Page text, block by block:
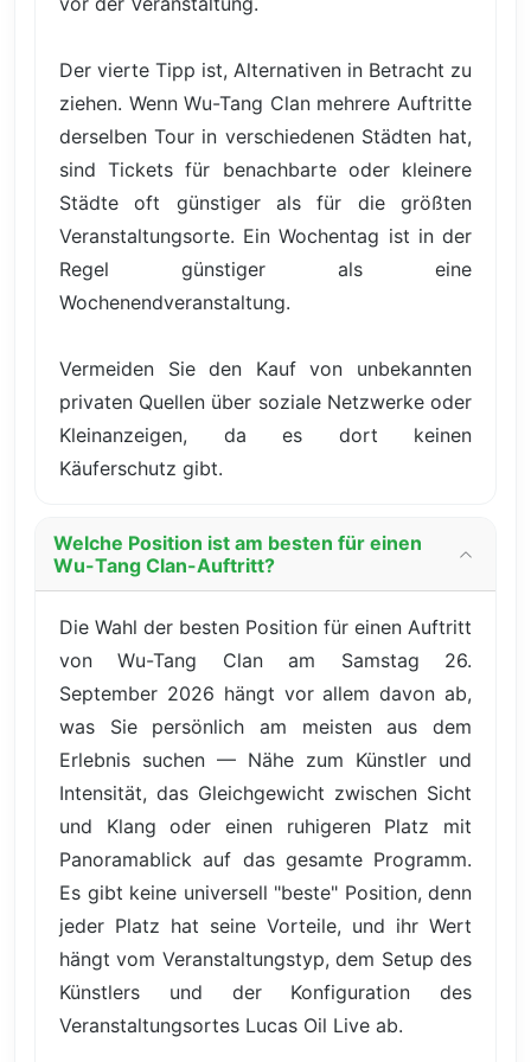
Der vierte Tipp ist, Alternativen in Betracht zu
ziehen. Wenn Wu-Tang Clan mehrere Auftritte
derselben Tour in verschiedenen Städten hat,
sind Tickets für benachbarte oder kleinere
Städte oft günstiger als für die größten
Veranstaltungsorte. Ein Wochentag ist in der
Regel günstiger als eine
Wochenendveranstaltung.
Vermeiden Sie den Kauf von unbekannten
privaten Quellen über soziale Netzwerke oder
Kleinanzeigen, da es dort keinen
Käuferschutz gibt.
Welche Position ist am besten für einen
Wu-Tang Clan-Auftritt?
Die Wahl der besten Position für einen Auftritt
von Wu-Tang Clan am Samstag 26.
September 2026 hängt vor allem davon ab,
was Sie persönlich am meisten aus dem
Erlebnis suchen — Nähe zum Künstler und
Intensität, das Gleichgewicht zwischen Sicht
und Klang oder einen ruhigeren Platz mit
Panoramablick auf das gesamte Programm.
Es gibt keine universell "beste" Position, denn
jeder Platz hat seine Vorteile, und ihr Wert
hängt vom Veranstaltungstyp, dem Setup des
Künstlers und der Konfiguration des
Veranstaltungsortes Lucas Oil Live ab.